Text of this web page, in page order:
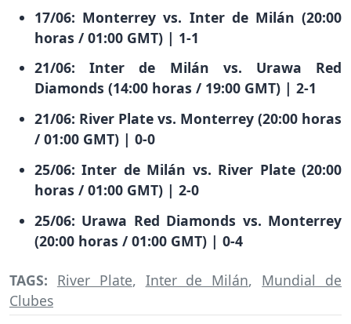
17/06: Monterrey vs. Inter de Milán (20:00
horas / 01:00 GMT) | 1-1
21/06: Inter de Milán vs. Urawa Red
Diamonds (14:00 horas / 19:00 GMT) | 2-1
21/06: River Plate vs. Monterrey (20:00 horas
/ 01:00 GMT) | 0-0
25/06: Inter de Milán vs. River Plate (20:00
horas / 01:00 GMT) | 2-0
25/06: Urawa Red Diamonds vs. Monterrey
(20:00 horas / 01:00 GMT) | 0-4
TAGS: River Plate, Inter de Milán, Mundial de
Clubes